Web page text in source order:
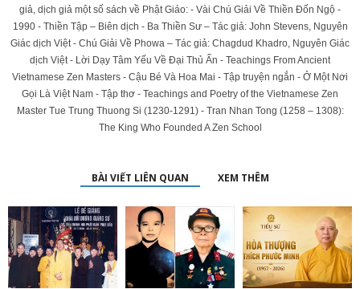
giả, dịch giả một số sách về Phật Giáo: - Vài Chú Giải Về Thiền Đốn Ngộ -
1990 - Thiền Tập – Biên dịch - Ba Thiền Sư – Tác giả: John Stevens, Nguyên
Giác dịch Việt - Chú Giải Về Phowa – Tác giả: Chagdud Khadro, Nguyên Giác
dịch Việt - Lời Dạy Tâm Yếu Về Đại Thủ Ấn - Teachings From Ancient
Vietnamese Zen Masters - Cậu Bé Và Hoa Mai - Tập truyện ngắn - Ở Một Nơi
Gọi Là Việt Nam - Tập thơ - Teachings and Poetry of the Vietnamese Zen
Master Tue Trung Thuong Si (1230-1291) - Tran Nhan Tong (1258 – 1308):
The King Who Founded A Zen School
BÀI VIẾT LIÊN QUAN XEM THÊM